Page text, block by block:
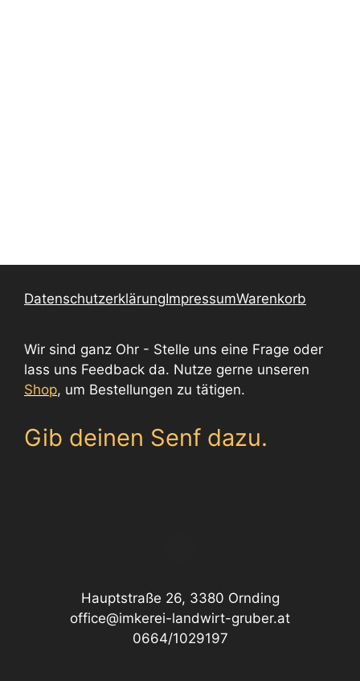
DatenschutzerklärungImpressumWarenkorb
Wir sind ganz Ohr - Stelle uns eine Frage oder
lass uns Feedback da. Nutze gerne unseren
Shop, um Bestellungen zu tätigen.
Gib deinen Senf dazu.
Hauptstraße 26, 3380 Ornding
office@imkerei-landwirt-gruber.at
0664/1029197